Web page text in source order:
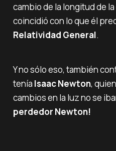
cambio de la longitud de
coincidió con lo que él
Relatividad General.
Y no sólo eso, también
tenía Isaac Newton,
cambios en la luz no se
perdedor Newton!